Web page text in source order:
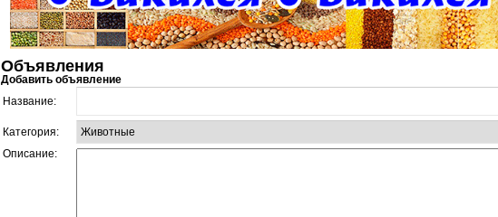
Объявления
Добавить объявление
Название:
Категория:
Описание: